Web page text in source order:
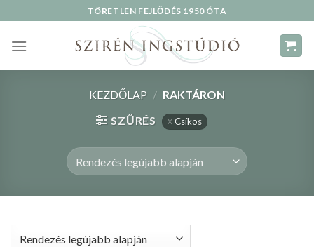
to
content
TÖRETLEN FEJLŐDÉS 1950 ÓTA
KEZDŐLAP / RAKTÁRON
SZŰRÉS
Csíkos